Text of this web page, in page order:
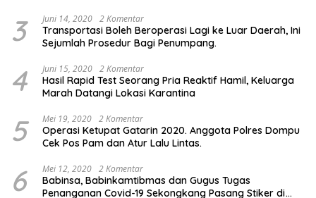
3 Juni 14, 2020 2 Komentar
Transportasi Boleh Beroperasi Lagi ke Luar Daerah, Ini
Sejumlah Prosedur Bagi Penumpang.
4 Juni 15, 2020 2 Komentar
Hasil Rapid Test Seorang Pria Reaktif Hamil, Keluarga
Marah Datangi Lokasi Karantina
5 Mei 19, 2020 2 Komentar
Operasi Ketupat Gatarin 2020. Anggota Polres Dompu
Cek Pos Pam dan Atur Lalu Lintas.
6 Mei 12, 2020 2 Komentar
Babinsa, Babinkamtibmas dan Gugus Tugas
Penanganan Covid-19 Sekongkang Pasang Stiker di